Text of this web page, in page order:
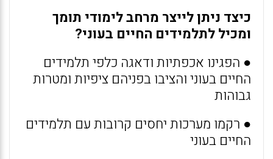
כיצד ניתן לייצר מרחב לימודי תומך
ומכיל לתלמידים החיים בעוני?
● הפגינו אכפתיות ודאגה כלפי תלמידים
החיים בעוני והציבו בפניהם ציפיות ומטרות
גבוהות
● רקמו מערכות יחסים קרובות עם תלמידים
החיים בעוני